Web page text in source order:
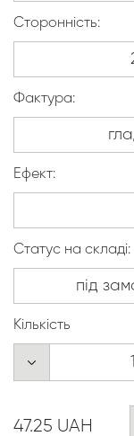
Сторонність:
Фактура:
Ефект:
Статус на складі:
Кількість
47.25 UAH